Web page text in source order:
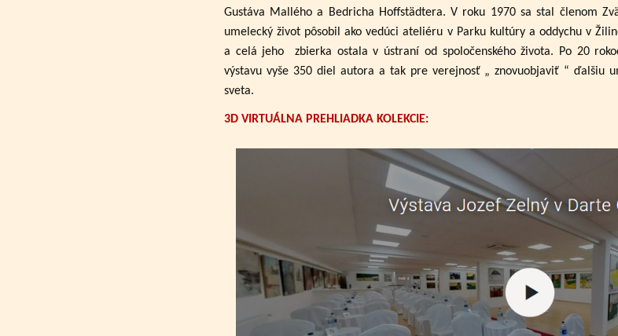
Gustáva Mallého a Bedricha Hoffstädtera. V roku 1970 sa stal členom
umelecký život pôsobil ako vedúci ateliéru v Parku kultúry a oddychu v
a celá jeho zbierka ostala v ústraní od spoločenského života. Po 20
výstavu vyše 350 diel autora a tak pre verejnosť „ znovuobjaviť “ ďalšiu
sveta.
3D VIRTUÁLNA PREHLIADKA KOLEKCIE: